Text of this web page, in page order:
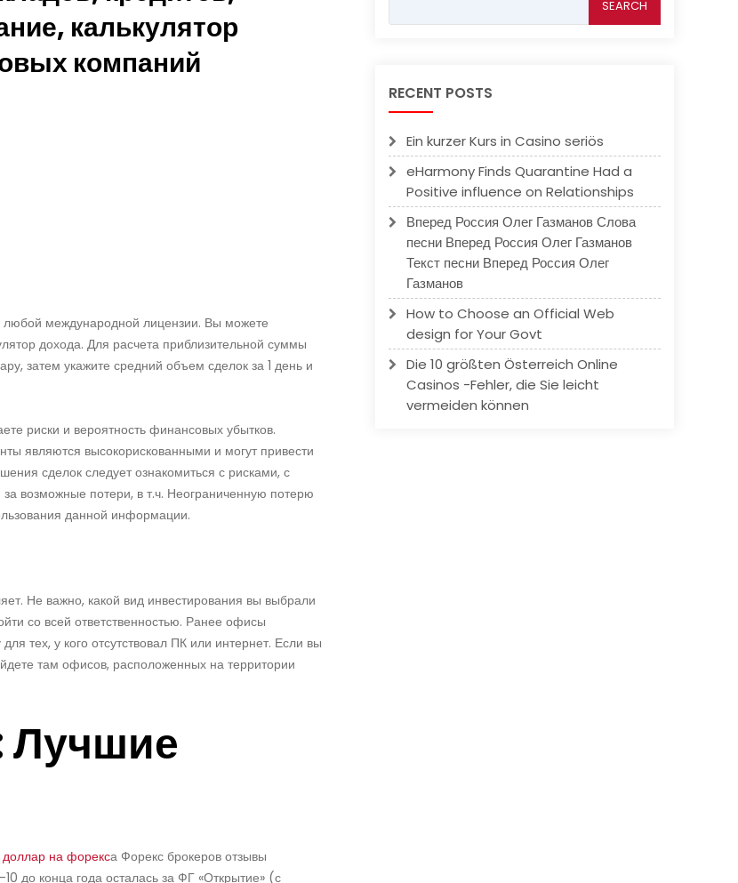
калькулятор
компаний
любой международной лицензии. Вы можете
дохода. Для расчета приблизительной суммы
затем укажите средний объем сделок за 1 день и
риски и вероятность финансовых убытков.
являются высокорискованными и могут привести
сделок следует ознакомиться с рисками, с
возможные потери, в т.ч. Неограниченную потерю
данной информации.
Не важно, какой вид инвестирования вы выбрали
со всей ответственностью. Ранее офисы
тех, у кого отсутствовал ПК или интернет. Если вы
там офисов, расположенных на территории
Лучшие
доллар на форекса Форекс брокеров отзывы
до конца года осталась за ФГ «Открытие» (с
RECENT POSTS
Ein kurzer Kurs in Casino seriös
eHarmony Finds Quarantine Had a
Positive influence on Relationships
Вперед Россия Олег Газманов Слова
песни Вперед Россия Олег Газманов
Текст песни Вперед Россия Олег
Газманов
How to Choose an Official Web
design for Your Govt
Die 10 größten Österreich Online
Casinos -Fehler, die Sie leicht
vermeiden können